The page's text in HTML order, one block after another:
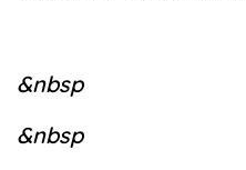
&nbsp
&nbsp